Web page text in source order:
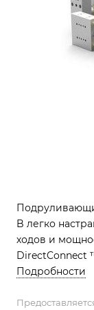
B легко
ходов и
DirectConnect
для захвата и
Подробности